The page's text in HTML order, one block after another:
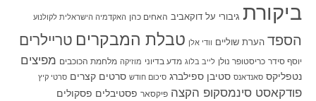
ביקורת גיבורי על דוקאביב האחים כהן האקדמיה הישראלית לקולנוע
הספד הערת שוליים וודי אלן טבלת המבקרים טריילרים
יוסף סידר כריסטופר נולן לייב בלוג מדע בדיוני מוזיקה מלחמת הכוכבים מפיצים
נטפליקס סאנדאנס סטיבן ספילברג סיכום חודש סרטים קצרים סרטי קיץ
פודקאסט סינמסקופ הקצה פיקסאר פסטיבלים פסקולים